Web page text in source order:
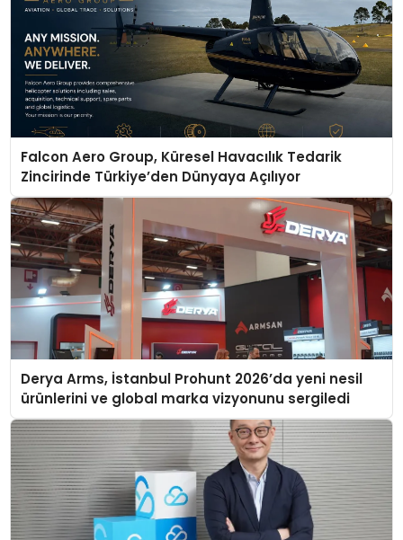
Falcon Aero Group, Küresel Havacılık Tedarik
Zincirinde Türkiye’den Dünyaya Açılıyor
Derya Arms, İstanbul Prohunt 2026’da yeni nesil
ürünlerini ve global marka vizyonunu sergiledi